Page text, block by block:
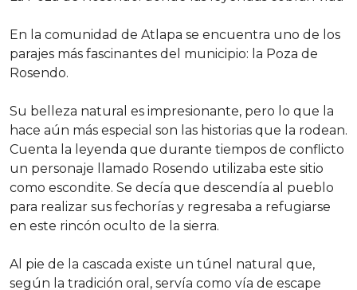
En la comunidad de Atlapa se encuentra uno de los
parajes más fascinantes del municipio: la Poza de
Rosendo.
Su belleza natural es impresionante, pero lo que la
hace aún más especial son las historias que la rodean.
Cuenta la leyenda que durante tiempos de conflicto
un personaje llamado Rosendo utilizaba este sitio
como escondite. Se decía que descendía al pueblo
para realizar sus fechorías y regresaba a refugiarse
en este rincón oculto de la sierra.
Al pie de la cascada existe un túnel natural que,
según la tradición oral, servía como vía de escape